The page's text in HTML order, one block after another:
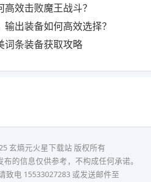
效击败魔王战斗？
出装备如何高效选择？
词条装备获取攻略
玄熵元火星下载站 版权所有
的信息仅供参考，不构成任何承诺。
致电 15533027283 或发送邮件至